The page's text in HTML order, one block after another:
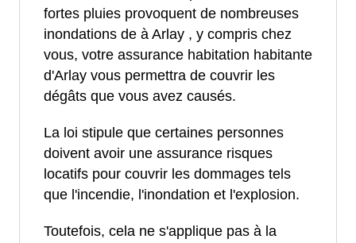
fortes pluies provoquent de nombreuses
inondations de à Arlay , y compris chez
vous, votre assurance habitation habitante
d'Arlay vous permettra de couvrir les
dégâts que vous avez causés.
La loi stipule que certaines personnes
doivent avoir une assurance risques
locatifs pour couvrir les dommages tels
que l'incendie, l'inondation et l'explosion.
Toutefois, cela ne s'applique pas à la